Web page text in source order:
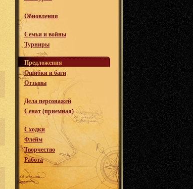
Обновления
Семьи и войны
Турниры
Предложения
Ошибки и баги
Отзывы
Дела персонажей
Сенат (приемная)
Сходки
Флейм
Творчество
Работа